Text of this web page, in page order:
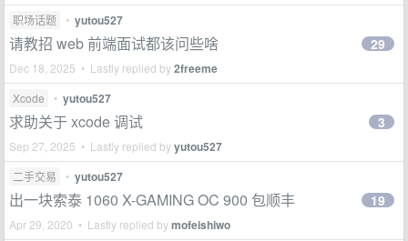
职场话题 • yutou527
请教招 web 前端面试都该问些啥
Dec 18, 2025 • Lastly replied by2freeme
29
Xcode • yutou527
求助关于 xcode 调试
Sep 27, 2025 • Lastly replied byyutou527
3
二手交易 • yutou527
出一块索泰 1060 X-GAMING OC 900 包顺丰
Apr 29, 2020 • Lastly replied bymofeishiwo
19